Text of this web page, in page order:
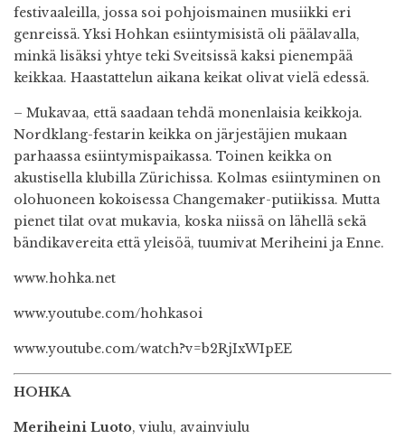
festivaaleilla, jossa soi pohjoismainen musiikki eri
genreissä. Yksi Hohkan esiintymisistä oli päälavalla,
minkä lisäksi yhtye teki Sveitsissä kaksi pienempää
keikkaa. Haastattelun aikana keikat olivat vielä edessä.
– Mukavaa, että saadaan tehdä monenlaisia keikkoja.
Nordklang-festarin keikka on järjestäjien mukaan
parhaassa esiintymispaikassa. Toinen keikka on
akustisella klubilla Zürichissa. Kolmas esiintyminen on
olohuoneen kokoisessa Changemaker-putiikissa. Mutta
pienet tilat ovat mukavia, koska niissä on lähellä sekä
bändikavereita että yleisöä, tuumivat Meriheini ja Enne.
www.hohka.net
www.youtube.com/hohkasoi
www.youtube.com/watch?v=b2RjIxWIpEE
HOHKA
Meriheini Luoto, viulu, avainviulu